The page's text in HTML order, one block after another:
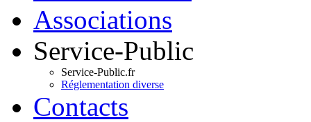
Associations
Service-Public
Service-Public.fr
Réglementation diverse
Contacts